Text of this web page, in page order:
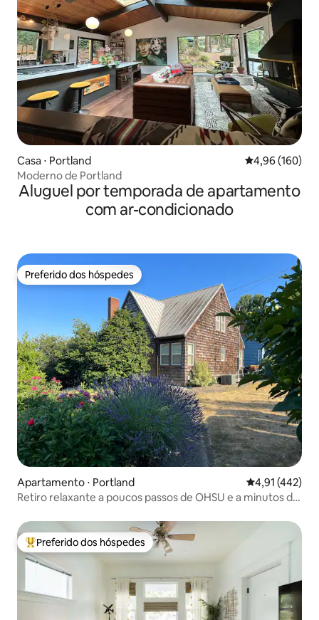
Casa ⋅ Portland 4,96 de uma
4,96 (160)
Moderno de Portland
Aluguel por temporada de apartamento
com ar-condicionado
Preferido dos hóspedes
Preferido dos hóspedes
Apartamento ⋅ Portland 4,91 de uma
4,91 (442)
Retiro relaxante a poucos passos de OHSU e a minutos do
Entre os melhores preferidos dos hóspedes
Preferido dos hóspedes